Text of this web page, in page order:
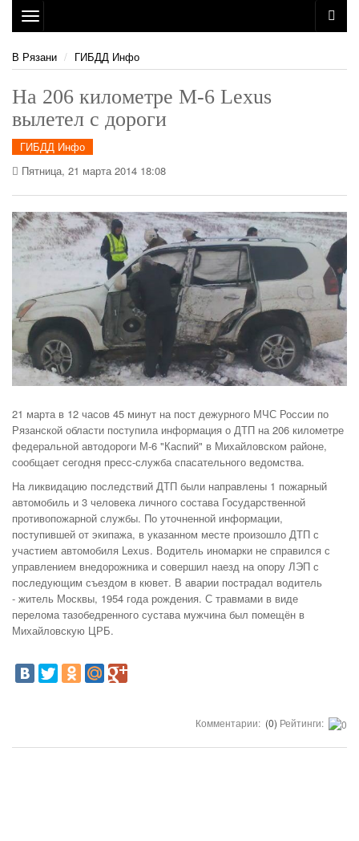
Toggle
navigation
В Рязани
ГИБДД Инфо
На 206 километре М-6 Lexus
вылетел с дороги
ГИБДД Инфо
Пятница, 21 марта 2014 18:08
21 марта в 12 часов 45 минут на пост дежурного МЧС России по
Рязанской области поступила информация о ДТП на 206 километре
федеральной автодороги М-6 "Каспий" в Михайловском районе,
сообщает сегодня пресс-служба спасательного ведомства.
На ликвидацию последствий ДТП были направлены 1 пожарный
автомобиль и 3 человека личного состава Государственной
противопожарной службы. По уточненной информации,
поступившей от экипажа, в указанном месте произошло ДТП с
участием автомобиля Lexus. Водитель иномарки не справился с
управлением внедорожника и совершил наезд на опору ЛЭП с
последующим съездом в кювет. В аварии пострадал водитель
- житель Москвы, 1954 года рождения. С травмами в виде
перелома тазобедренного сустава мужчина был помещён в
Михайловскую ЦРБ.
Комментарии: (0) Рейтинги: